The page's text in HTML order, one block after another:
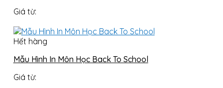
Giá từ:
Hết hàng
Mẫu Hình In Môn Học Back To School
Giá từ: